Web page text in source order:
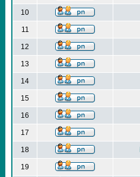
10
11
12
13
14
15
16
17
18
19